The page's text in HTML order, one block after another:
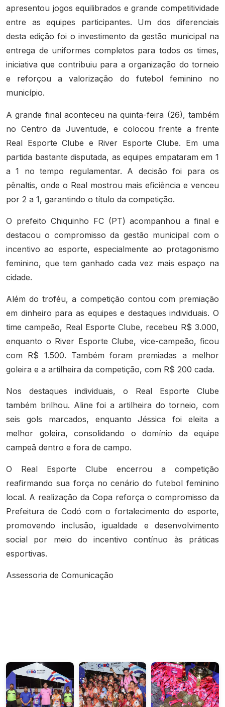
apresentou jogos equilibrados e grande competitividade
entre as equipes participantes. Um dos diferenciais
desta edição foi o investimento da gestão municipal na
entrega de uniformes completos para todos os times,
iniciativa que contribuiu para a organização do torneio
e reforçou a valorização do futebol feminino no
município.
A grande final aconteceu na quinta-feira (26), também
no Centro da Juventude, e colocou frente a frente
Real Esporte Clube e River Esporte Clube. Em uma
partida bastante disputada, as equipes empataram em 1
a 1 no tempo regulamentar. A decisão foi para os
pênaltis, onde o Real mostrou mais eficiência e venceu
por 2 a 1, garantindo o título da competição.
O prefeito Chiquinho FC (PT) acompanhou a final e
destacou o compromisso da gestão municipal com o
incentivo ao esporte, especialmente ao protagonismo
feminino, que tem ganhado cada vez mais espaço na
cidade.
Além do troféu, a competição contou com premiação
em dinheiro para as equipes e destaques individuais. O
time campeão, Real Esporte Clube, recebeu R$ 3.000,
enquanto o River Esporte Clube, vice-campeão, ficou
com R$ 1.500. Também foram premiadas a melhor
goleira e a artilheira da competição, com R$ 200 cada.
Nos destaques individuais, o Real Esporte Clube
também brilhou. Aline foi a artilheira do torneio, com
seis gols marcados, enquanto Jéssica foi eleita a
melhor goleira, consolidando o domínio da equipe
campeã dentro e fora de campo.
O Real Esporte Clube encerrou a competição
reafirmando sua força no cenário do futebol feminino
local. A realização da Copa reforça o compromisso da
Prefeitura de Codó com o fortalecimento do esporte,
promovendo inclusão, igualdade e desenvolvimento
social por meio do incentivo contínuo às práticas
esportivas.
Assessoria de Comunicação